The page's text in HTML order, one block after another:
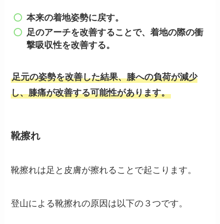
本来の着地姿勢に戻す。
足のアーチを改善することで、着地の際の衝
撃吸収性を改善する。
足元の姿勢を改善した結果、膝への負荷が減少
し、膝痛が改善する可能性があります。
靴擦れ
靴擦れは足と皮膚が擦れることで起こります。
登山による靴擦れの原因は以下の３つです。